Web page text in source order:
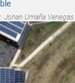
Johan Umaña Venegas